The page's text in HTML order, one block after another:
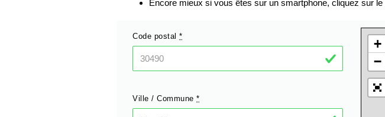
Encore mieux si vous êtes sur un smartphone, cliquez sur le
Code postal *
Ville / Commune *
+
−